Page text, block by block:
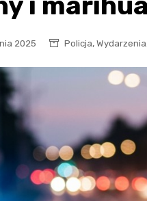
2025 Policja, Wydarzenia